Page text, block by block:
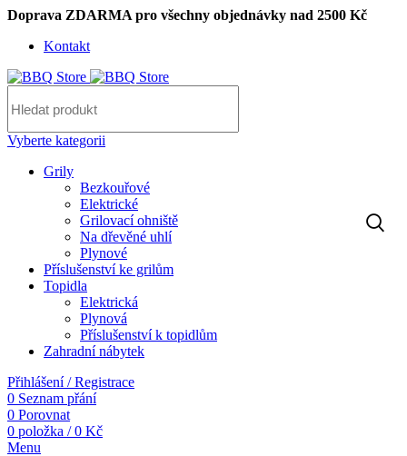
Doprava ZDARMA pro všechny objednávky nad 2500 Kč
Kontakt
Vyberte kategorii
Grily
Bezkouřové
Elektrické
Grilovací ohniště
Na dřevěné uhlí
Plynové
Příslušenství ke grilům
Topidla
Elektrická
Plynová
Příslušenství k topidlům
Zahradní nábytek
Přihlášení / Registrace
0 Seznam přání
0 Porovnat
0 položka / 0 Kč
Menu